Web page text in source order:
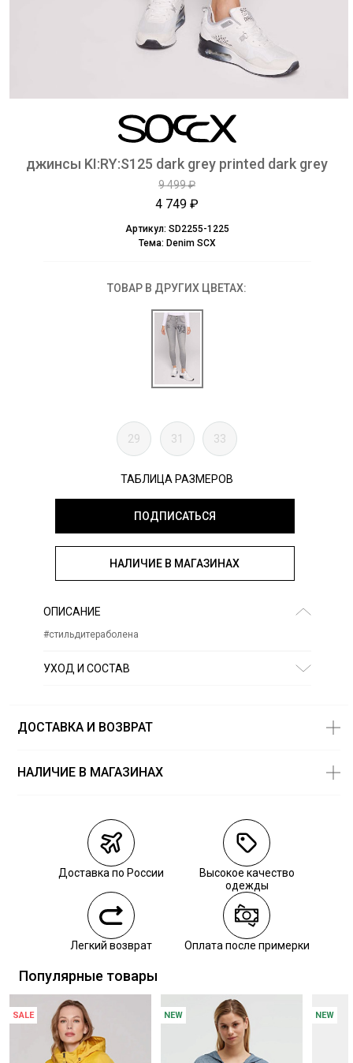
джинсы KI:RY:S125 dark grey printed dark grey
9 499 ₽
4 749 ₽
Артикул: SD2255-1225
Тема: Denim SCX
ТОВАР В ДРУГИХ ЦВЕТАХ:
29 31 33
ТАБЛИЦА РАЗМЕРОВ
ПОДПИСАТЬСЯ
НАЛИЧИЕ В МАГАЗИНАХ
ОПИСАНИЕ
#стильдитераболена
УХОД И СОСТАВ
ДОСТАВКА И ВОЗВРАТ
Курьерская доставка СДЭК
Самовывоз из пункта выдачи СДЭК
Самовывоз из наших магазинов
Курьерская доставка СДЭК
Самовывоз из пункта выдачи СДЭК
НАЛИЧИЕ В МАГАЗИНАХ
Доставка по России
Высокое качество
одежды
Легкий возврат Оплата после примерки
Популярные товары
SALE NEW NEW